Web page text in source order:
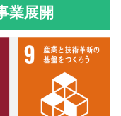
業展開